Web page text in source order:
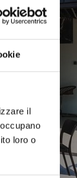
il
loro o